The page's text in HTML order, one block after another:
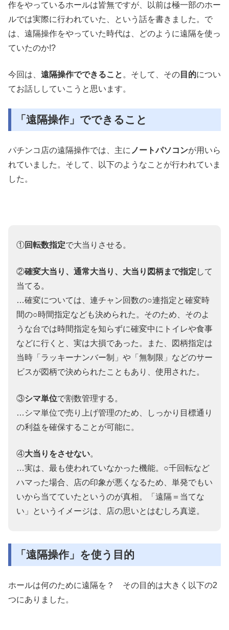
作をやっているホールは皆無ですが、以前は極一部のホー
ルでは実際に行われていた、という話を書きました。で
は、遠隔操作をやっていた時代は、どのように遠隔を使っ
ていたのか!?
今回は、 遠隔操作でできること 。そして、その 目的につい
てお話ししていこうと思います。
「遠隔操作」でできること
パチンコ店の遠隔操作では、主に ノートパソコンが用いら
れていました。そして、以下のようなことが行われていま
した。
①回転数指定で大当りさせる。
②確変大当り、通常大当り、大当り図柄まで指定 して
当てる。
…確変については、連チャン回数の○連指定と確変時
間の○時間指定なども決められた。そのため、そのよ
うな台では時間指定を知らずに確変中にトイレや食事
などに行くと、実は大損であった。また、図柄指定は
当時「ラッキーナンバー制」や「無制限」などのサー
ビスが図柄で決められたこともあり、使用された。
③シマ単位で割数管理する。
…シマ単位で売り上げ管理のため、しっかり目標通り
の利益を確保することが可能に。
④大当りをさせない。
…実は、最も使われていなかった機能。○千回転など
ハマった場合、店の印象が悪くなるため、単発でもい
いから当てていたというのが真相。「遠隔＝当てな
い」というイメージは、店の思いとはむしろ真逆。
「遠隔操作」を使う目的
ホールは何のために遠隔を？ その目的は大きく以下の2
つにありました。